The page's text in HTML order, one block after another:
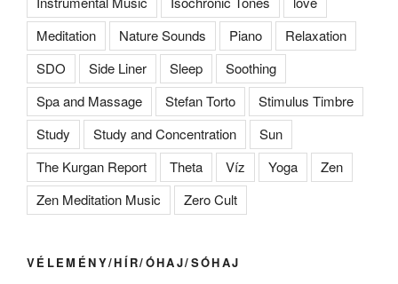
Meditation
Nature Sounds Piano
Relaxation
SDO
Side Liner Sleep
Soothing
Spa and Massage
Stefan Torto
Stimulus Timbre
Study
Study and Concentration
Sun
The Kurgan Report
Theta Víz Yoga
Zen
Zen Meditation Music
Zero Cult
VÉLEMÉNY/HÍR/ÓHAJ/SÓHAJ